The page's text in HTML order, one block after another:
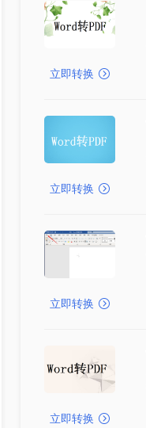
立即转换
立即转换
立即转换
立即转换